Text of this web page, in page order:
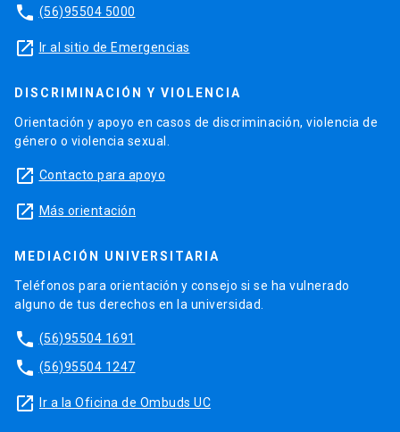
phone (56)95504 5000
launch Ir al sitio de Emergencias
DISCRIMINACIÓN Y VIOLENCIA
Orientación y apoyo en casos de discriminación, violencia de
género o violencia sexual.
launch Contacto para apoyo
launch Más orientación
MEDIACIÓN UNIVERSITARIA
Teléfonos para orientación y consejo si se ha vulnerado
alguno de tus derechos en la universidad.
phone (56)95504 1691
phone (56)95504 1247
launch Ir a la Oficina de Ombuds UC